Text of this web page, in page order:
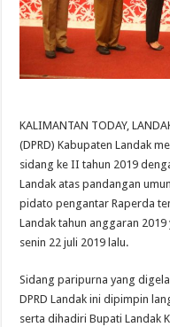
KALIMANTAN TODAY,
(DPRD) Kabupaten Landak
sidang ke II tahun 2019
Landak atas pandangan
pidato pengantar Raperda
Landak tahun anggaran
senin 22 juli 2019 lalu.
Sidang paripurna yang
DPRD Landak ini dipimpin
serta dihadiri Bupati Landak